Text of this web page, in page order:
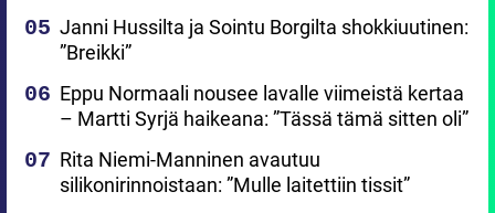
Janni Hussilta ja Sointu Borgilta shokkiuutinen:
”Breikki”
Eppu Normaali nousee lavalle viimeistä kertaa
– Martti Syrjä haikeana: ”Tässä tämä sitten oli”
Rita Niemi-Manninen avautuu
silikonirinnoistaan: ”Mulle laitettiin tissit”